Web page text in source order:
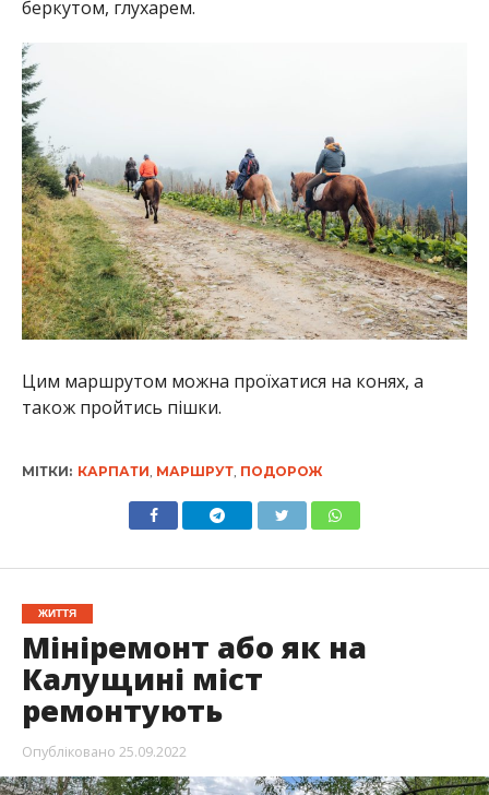
беркутом, глухарем.
Цим маршрутом можна проїхатися на конях, а
також пройтись пішки.
МІТКИ: КАРПАТИ, МАРШРУТ, ПОДОРОЖ
ЖИТТЯ
Мініремонт або як на
Калущині міст
ремонтують
Опубліковано 25.09.2022